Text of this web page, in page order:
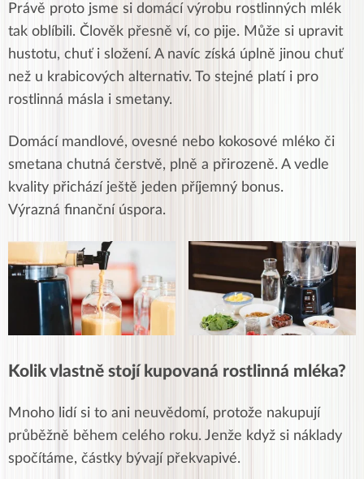
Právě proto jsme si domácí výrobu rostlinných mlék
tak oblíbili. Člověk přesně ví, co pije. Může si upravit
hustotu, chuť i složení. A navíc získá úplně jinou chuť
než u krabicových alternativ. To stejné platí i pro
rostlinná másla i smetany.
Domácí mandlové, ovesné nebo kokosové mléko či
smetana chutná čerstvě, plně a přirozeně. A vedle
kvality přichází ještě jeden příjemný bonus.
Výrazná finanční úspora.
Kolik vlastně stojí kupovaná rostlinná mléka?
Mnoho lidí si to ani neuvědomí, protože nakupují
průběžně během celého roku. Jenže když si náklady
spočítáme, částky bývají překvapivé.